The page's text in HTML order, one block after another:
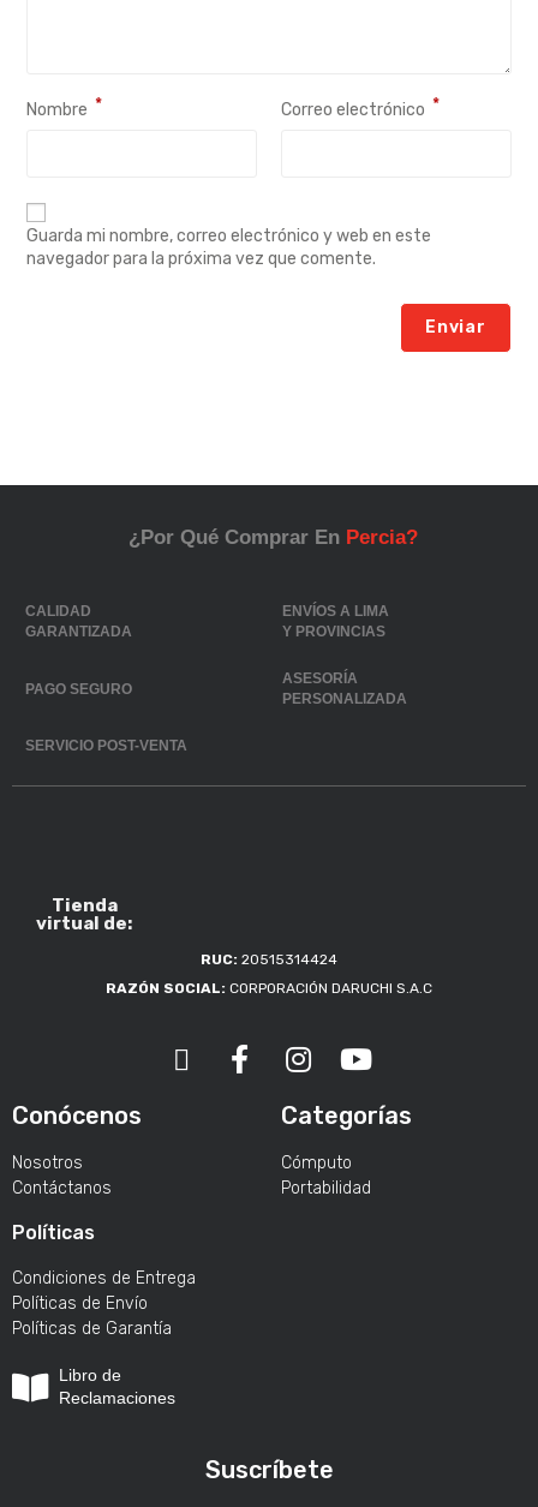
Nombre * Correo electrónico *
Guarda mi nombre, correo electrónico y web en este
navegador para la próxima vez que comente.
¿Por Qué Comprar En Percia?
CALIDAD
GARANTIZADA
ENVÍOS A LIMA
Y PROVINCIAS
PAGO SEGURO
ASESORÍA
PERSONALIZADA
SERVICIO POST-VENTA
Tienda
virtual de:
RUC: 20515314424
RAZÓN SOCIAL: CORPORACIÓN DARUCHI S.A.C
Conócenos
Nosotros
Contáctanos
Políticas
Condiciones de Entrega
Políticas de Envío
Políticas de Garantía
Libro de
Reclamaciones
Categorías
Cómputo
Portabilidad
Suscríbete